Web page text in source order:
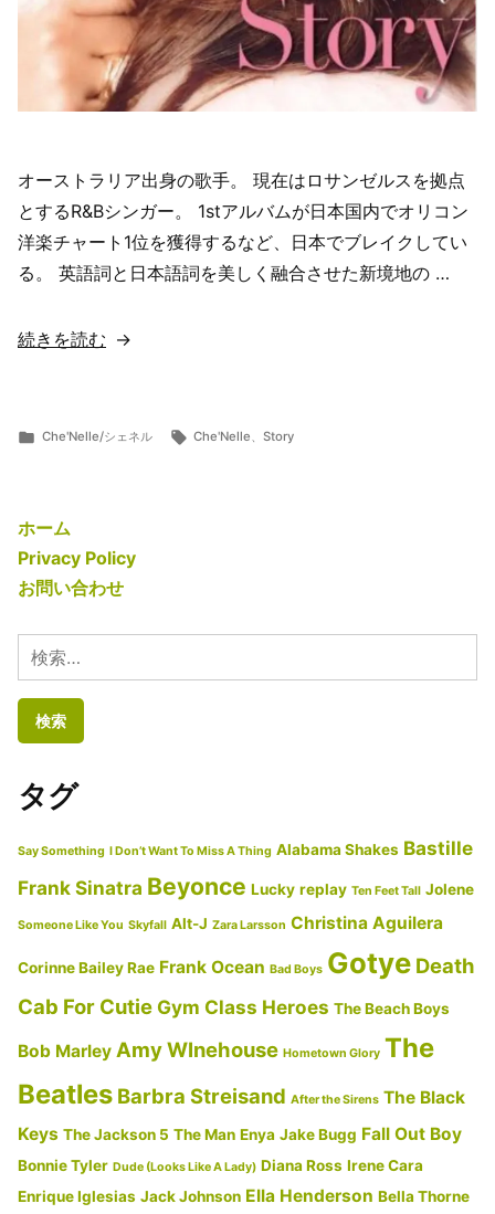
ラ
ブ・
翻
訳・
意
味
説】”
オーストラリア出身の歌手。 現在はロサンゼルスを拠点
とするR&Bシンガー。 1stアルバムが日本国内でオリコン
洋楽チャート1位を獲得するなど、日本でブレイクしてい
る。 英語詞と日本語詞を美しく融合させた新境地の …
“【歌
訳・
解
説】
Che’Nelle/
ェ
ネ
ル
Story/
ト
リ
ー
【歌
詞
訳・
意
味
説】”
の
続きを読む
2019
カ
ー:
Che'Nelle/シェネル
タ
Che'Nelle、Story
ホーム
Privacy Policy
お問い合わせ
検
索:
タグ
Say Something I Don’t Want To Miss A Thing Alabama Shakes Bastille
Frank Sinatra Beyonce Lucky replay Ten Feet Tall Jolene
Someone Like You Skyfall Alt-J Zara Larsson Christina Aguilera
Corinne Bailey Rae Frank Ocean Bad Boys Gotye Death
Cab For Cutie Gym Class Heroes The Beach Boys
Bob Marley Amy WInehouse Hometown Glory The
Beatles Barbra Streisand After the Sirens The Black
Keys The Jackson 5 The Man Enya Jake Bugg Fall Out Boy
Bonnie Tyler Dude (Looks Like A Lady) Diana Ross Irene Cara
Enrique Iglesias Jack Johnson Ella Henderson Bella Thorne